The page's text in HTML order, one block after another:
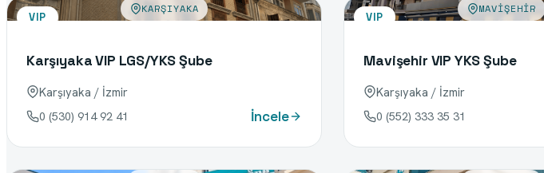
VIP
KARŞIYAKA
Karşıyaka VIP LGS/YKS Şube
Karşıyaka / İzmir
0 (530) 914 92 41 İncele
VIP
MAVIŞEHIR
Mavişehir VIP YKS Şube
Karşıyaka / İzmir
0 (552) 333 35 31